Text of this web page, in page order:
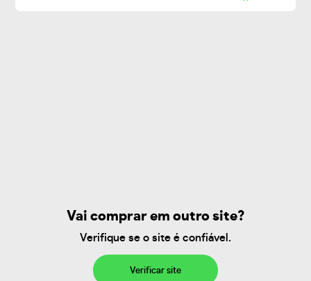
Vai comprar em outro site?
Verifique se o site é confiável.
Verificar site